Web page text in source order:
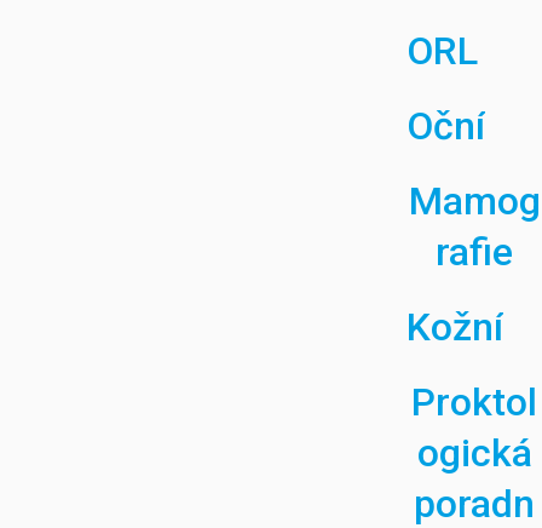
ORL
Oční
Mamog
rafie
Kožní
Proktol
ogická
poradn